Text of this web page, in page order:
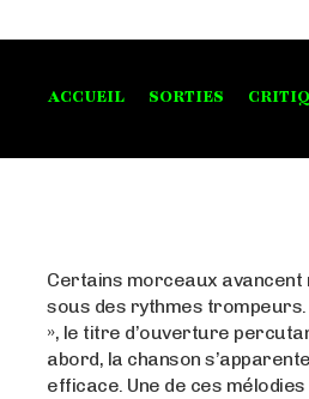
ACCUEIL SORTIES
Certains morceaux
sous des rythmes trompeurs.
», le titre d’ouverture
abord, la chanson
efficace. Une de ces